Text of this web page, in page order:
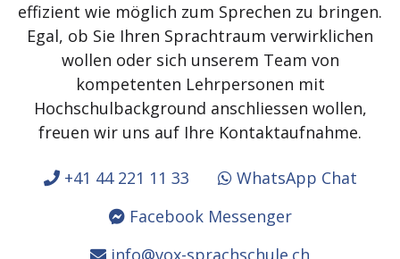
effizient wie möglich zum Sprechen zu bringen.
Egal, ob Sie Ihren Sprachtraum verwirklichen
wollen oder sich unserem Team von
kompetenten Lehrpersonen mit
Hochschulbackground anschliessen wollen,
freuen wir uns auf Ihre Kontaktaufnahme.
+41 44 221 11 33
WhatsApp Chat
Facebook Messenger
info@vox-sprachschule.ch